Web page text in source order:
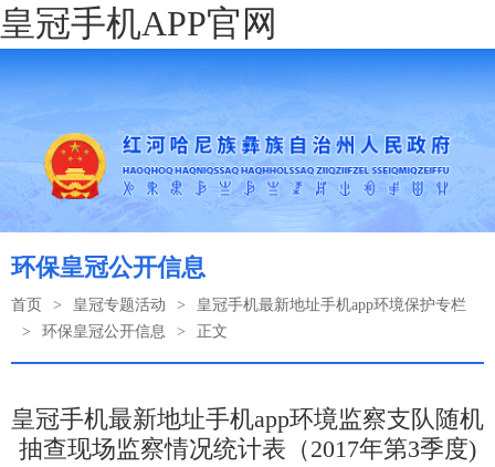
皇冠手机APP官网
环保皇冠公开信息
首页 > 皇冠专题活动 >
皇冠手机最新地址手机app环境保护专栏
>
环保皇冠公开信息 > 正文
皇冠手机最新地址手机app环境监察支队随机
抽查现场监察情况统计表（2017年第3季度)